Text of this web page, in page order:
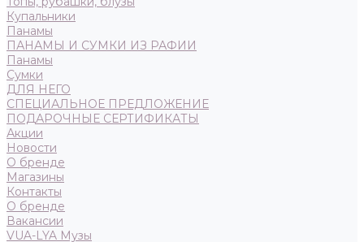
Купальники
Панамы
ПАНАМЫ И СУМКИ ИЗ РАФИИ
Панамы
Сумки
ДЛЯ НЕГО
СПЕЦИАЛЬНОЕ ПРЕДЛОЖЕНИЕ
ПОДАРОЧНЫЕ СЕРТИФИКАТЫ
Акции
Новости
О бренде
Магазины
Контакты
О бренде
Вакансии
VUA-LYA Музы